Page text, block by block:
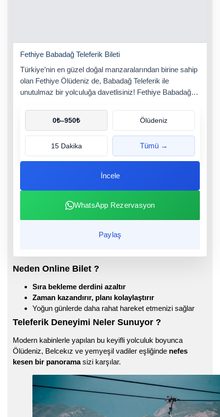
Fethiye Babadağ Teleferik Bileti
Türkiye’nin en güzel doğal manzaralarından birine sahip
olan Fethiye Ölüdeniz de, Babadağ Teleferik ile
unutulmaz bir yolculuğa davetlisiniz! Fethiye Babadağ
0₺–950₺ Ölüdeniz
15 Dakika Tümü →
İncele
WhatsApp Rezervasyon
Paylaş
Neden Online Bilet ?
Sıra bekleme derdini azaltır
Zaman kazandırır, planı kolaylaştırır
Yoğun günlerde daha rahat hareket etmenizi sağlar
Teleferik Deneyimi Neler Sunuyor ?
Modern kabinlerle yapılan bu keyifli yolculuk boyunca
Ölüdeniz, Belcekız ve yemyeşil vadiler eşliğinde nefes
kesen bir panoramasizi karşılar.